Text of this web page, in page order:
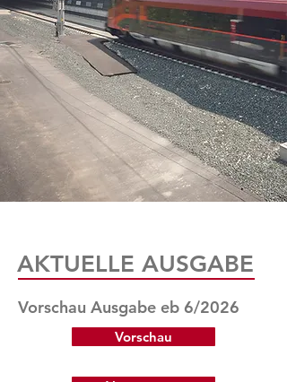
AKTUELLE AUSGABE
Vorschau Ausgabe eb 6/2026
Vorschau